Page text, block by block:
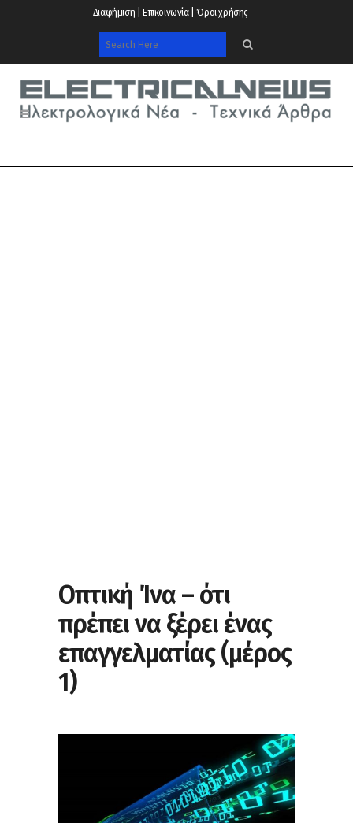
Διαφήμιση | Επικοινωνία | Όροι χρήσης
Οπτική Ίνα – ότι
πρέπει να ξέρει ένας
επαγγελματίας (μέρος
1)